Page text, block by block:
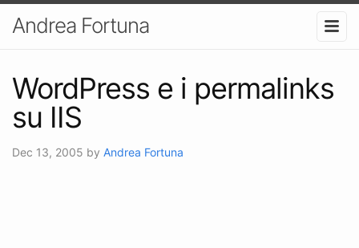
Andrea Fortuna
WordPress e i permalinks
su IIS
Dec 13, 2005 by Andrea Fortuna